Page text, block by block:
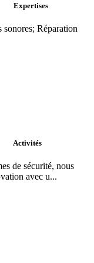
Expertises
sonores; Réparation
Activités
de sécurité, nous
avec u...